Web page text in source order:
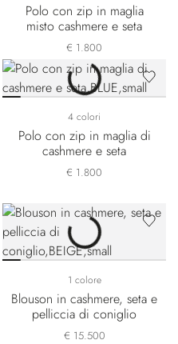
Polo con zip in maglia
misto cashmere e seta
€ 1.800
4 colori
Polo con zip in maglia di
cashmere e seta
€ 1.800
1 colore
Blouson in cashmere, seta e
pelliccia di coniglio
€ 15.500